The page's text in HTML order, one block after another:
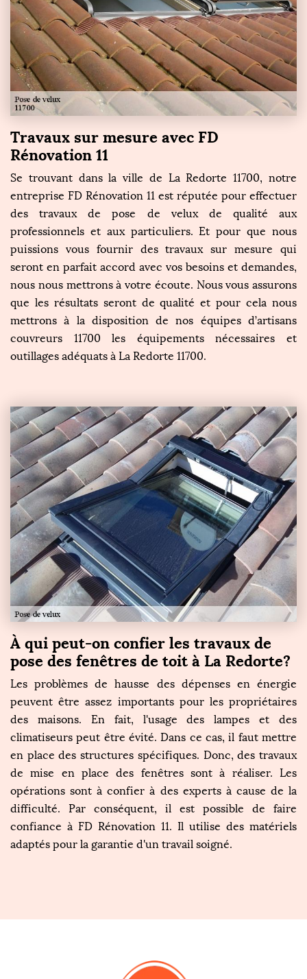
Travaux sur mesure avec FD
Rénovation 11
Se trouvant dans la ville de La Redorte 11700, notre
entreprise FD Rénovation 11 est réputée pour effectuer
des travaux de pose de velux de qualité aux
professionnels et aux particuliers. Et pour que nous
puissions vous fournir des travaux sur mesure qui
seront en parfait accord avec vos besoins et demandes,
nous nous mettrons à votre écoute. Nous vous assurons
que les résultats seront de qualité et pour cela nous
mettrons à la disposition de nos équipes d’artisans
couvreurs 11700 les équipements nécessaires et
outillages adéquats à La Redorte 11700.
À qui peut-on confier les travaux de
pose des fenêtres de toit à La Redorte?
Les problèmes de hausse des dépenses en énergie
peuvent être assez importants pour les propriétaires
des maisons. En fait, l'usage des lampes et des
climatiseurs peut être évité. Dans ce cas, il faut mettre
en place des structures spécifiques. Donc, des travaux
de mise en place des fenêtres sont à réaliser. Les
opérations sont à confier à des experts à cause de la
difficulté. Par conséquent, il est possible de faire
confiance à FD Rénovation 11. Il utilise des matériels
adaptés pour la garantie d'un travail soigné.